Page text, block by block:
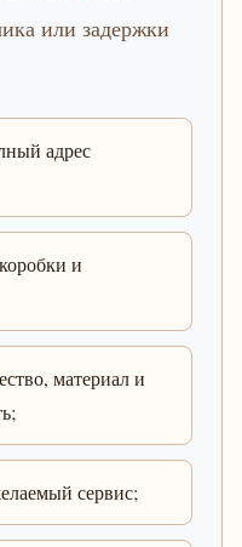
или задержки
адрес
и
материал и
сервис;